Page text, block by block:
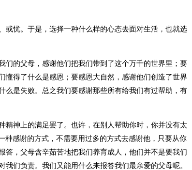
忧。于是，选择一种什么样的心态去面对生活，也就选
的父母，感谢他们把我们带到了这个万千的世界里；要
懂得了什么是感恩；要感恩大自然，感谢他们创造了世界
么是失败。总之我们要感谢那些所有给我们有过帮助，有
神上的满足罢了。也许，在别人帮助你时，你并没有太
种感谢的方式，不需要用过多的方式去感谢他，只要从你
答，父母含辛茹苦地把我们养育成人，他们并不是要我们
们负责。我们又能用什么来报答我们最亲爱的父母呢。